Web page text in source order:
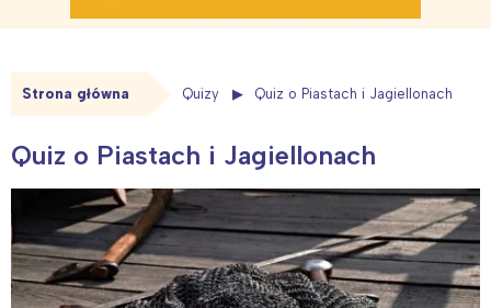
Strona główna Quizy Quiz o Piastach i Jagiellonach
Quiz o Piastach i Jagiellonach